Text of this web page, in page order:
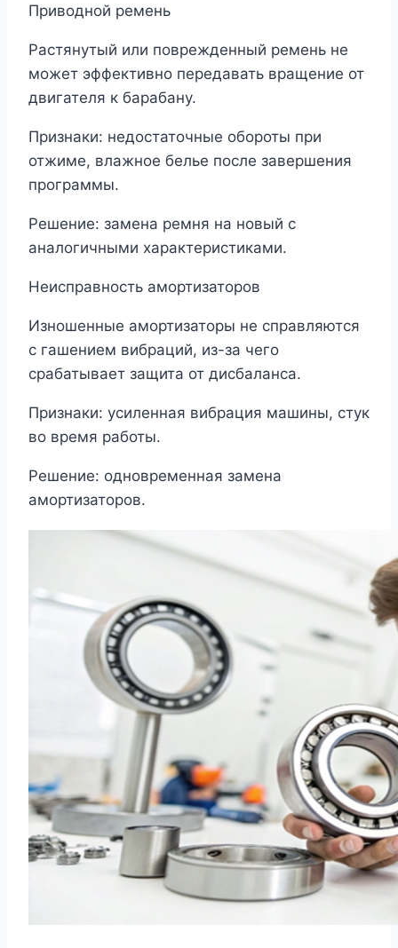
Приводной ремень
Растянутый или поврежденный ремень не
может эффективно передавать вращение от
двигателя к барабану.
Признаки: недостаточные обороты при
отжиме, влажное белье после завершения
программы.
Решение: замена ремня на новый с
аналогичными характеристиками.
Неисправность амортизаторов
Изношенные амортизаторы не справляются
с гашением вибраций, из-за чего
срабатывает защита от дисбаланса.
Признаки: усиленная вибрация машины, стук
во время работы.
Решение: одновременная замена
амортизаторов.